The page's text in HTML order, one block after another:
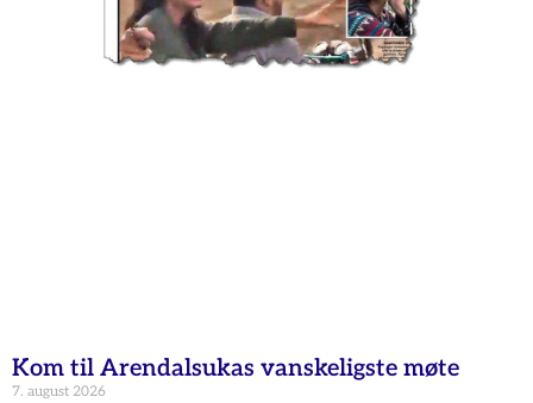
Kom til Arendalsukas vanskeligste møte
7. august 2026